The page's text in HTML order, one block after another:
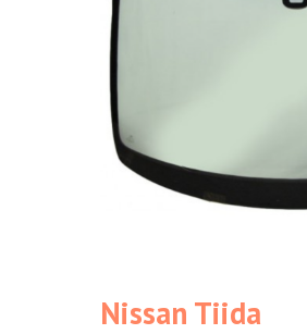
Nissan Tiida